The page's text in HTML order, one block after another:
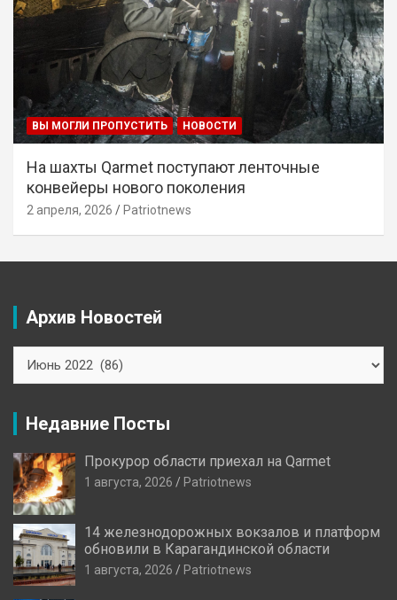
ВЫ МОГЛИ ПРОПУСТИТЬ НОВОСТИ
На шахты Qarmet поступают ленточные
конвейеры нового поколения
2 апреля, 2026 Patriotnews
Архив Новостей
Новостей
Недавние Посты
Прокурор области приехал на Qarmet
1 августа, 2026 Patriotnews
14 железнодорожных вокзалов и платформ
обновили в Карагандинской области
1 августа, 2026 Patriotnews